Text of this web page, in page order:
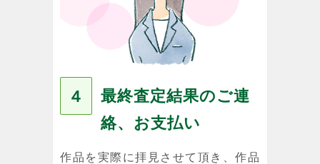
４
最終査定結果のご連
絡、お支払い
作品を実際に拝見させて頂き、作品